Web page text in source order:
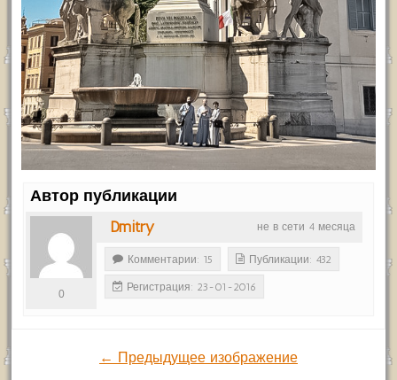
Автор публикации
не в сети 4 месяца
Dmitry
0
Комментарии: 15 Публикации: 432
Регистрация: 23-01-2016
← Предыдущее изображение